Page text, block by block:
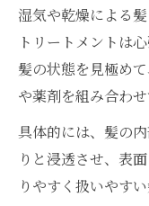
湿気や乾燥による
トリートメントは
髪の状態を見極め
や薬剤を組み合わせ
具体的には、髪の
りと浸透させ、表
りやすく扱いやす